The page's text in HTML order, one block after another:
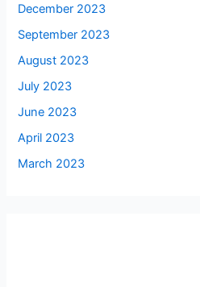
December 2023
September 2023
August 2023
July 2023
June 2023
April 2023
March 2023